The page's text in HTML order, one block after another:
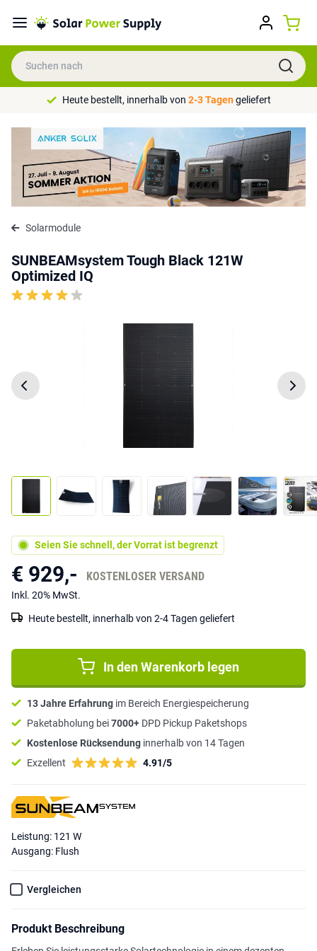
Heute bestellt, innerhalb von 2-3 Tagengeliefert
Solarmodule
SUNBEAMsystem Tough Black 121W
Optimized IQ
Seien Sie schnell, der Vorrat ist begrenzt
€ 929,- KOSTENLOSER VERSAND
Inkl. 20% MwSt.
Heute bestellt, innerhalb von 2-4 Tagen geliefert
In den Warenkorb legen
13 Jahre Erfahrung im Bereich Energiespeicherung
Paketabholung bei7000+ DPD Pickup Paketshops
Kostenlose Rücksendung innerhalb von 14 Tagen
Exzellent
4.91/5
Leistung: 121 W
Ausgang: Flush
Vergleichen
Produkt Beschreibung